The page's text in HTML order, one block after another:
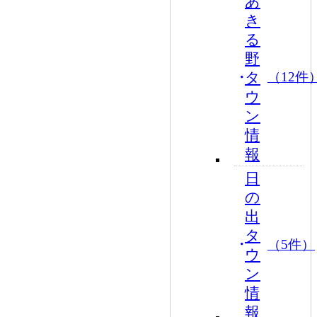
き
る
野
タ
ウ
ン
情
報
（12件
日
の
出
タ
ウ
ン
情
報
（5件）